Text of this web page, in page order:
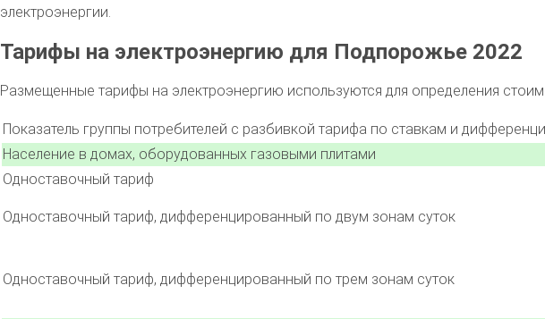
электроэнергии.
Тарифы на электроэнергию для Подпорожье 2022
Размещенные тарифы на электроэнергию используются для определения
Показатель группы потребителей с разбивкой тарифа по ставкам и
Население в домах, оборудованных газовыми плитами
Одноставочный тариф
Одноставочный тариф, дифференцированный по двум зонам суток
Одноставочный тариф, дифференцированный по трем зонам суток